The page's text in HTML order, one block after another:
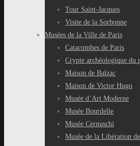
Tour Saint-Jacques
Visite de la Sorbonne
Musées de la Ville de Paris
Catacombes de Paris
Crypte archéologique du
Maison de Balzac
Maison de Victor Hugo
Musée d’Art Moderne
Musée Bourdelle
Musée Cernuschi
Musée de la Libération